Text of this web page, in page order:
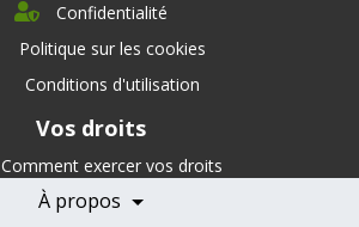
Confidentialité
Politique sur les cookies
Conditions d'utilisation
Vos droits
Comment exercer vos droits
À propos
Direction
Nutrition
Nos partenaires